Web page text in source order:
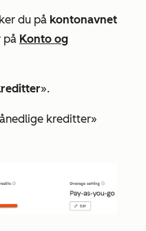
du på kontonavnet
på Konto og
».
kreditter»